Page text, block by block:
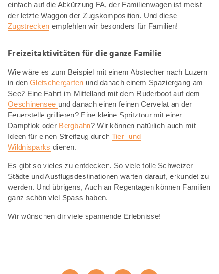
einfach auf die Abkürzung FA, der Familienwagen ist meist
der letzte Waggon der Zugskomposition. Und diese
Zugstrecken empfehlen wir besonders für Familien!
Freizeitaktivitäten für die ganze Familie
Wie wäre es zum Beispiel mit einem Abstecher nach Luzern
in denGletschergarten und danach einem Spaziergang am
See? Eine Fahrt im Mittelland mit dem Ruderboot auf dem
Oeschinensee und danach einen feinen Cervelat an der
Feuerstelle grillieren? Eine kleine Spritztour mit einer
Dampflok oder Bergbahn? Wir können natürlich auch mit
Ideen für einen Streifzug durch Tier- und
Wildnisparks dienen.
Es gibt so vieles zu entdecken. So viele tolle Schweizer
Städte und Ausflugsdestinationen warten darauf, erkundet zu
werden. Und übrigens, Auch an Regentagen können Familien
ganz schön viel Spass haben.
Wir wünschen dir viele spannende Erlebnisse!